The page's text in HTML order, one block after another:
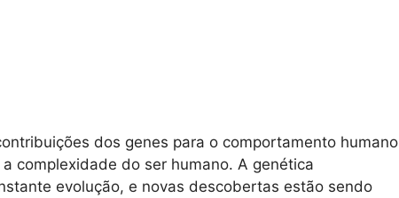
dos genes para o comportamento humano
complexidade do ser humano. A genética
evolução, e novas descobertas estão sendo